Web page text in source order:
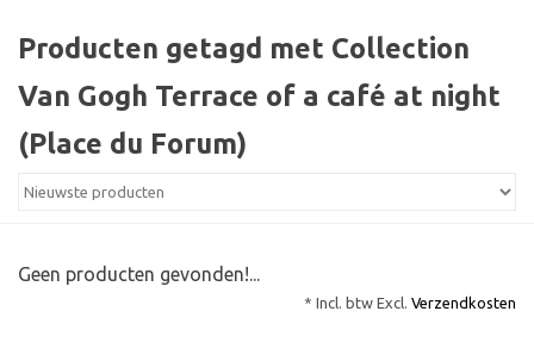
Producten getagd met Collection
Van Gogh Terrace of a café at night
(Place du Forum)
Geen producten gevonden!...
* Incl. btw Excl. Verzendkosten